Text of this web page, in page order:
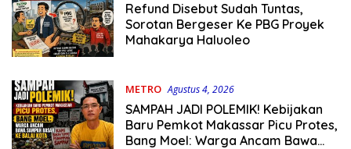
Refund Disebut Sudah Tuntas,
Sorotan Bergeser Ke PBG Proyek
Mahakarya Haluoleo
METRO Agustus 4, 2026
SAMPAH JADI POLEMIK! Kebijakan
Baru Pemkot Makassar Picu Protes,
Bang Moel: Warga Ancam Bawa